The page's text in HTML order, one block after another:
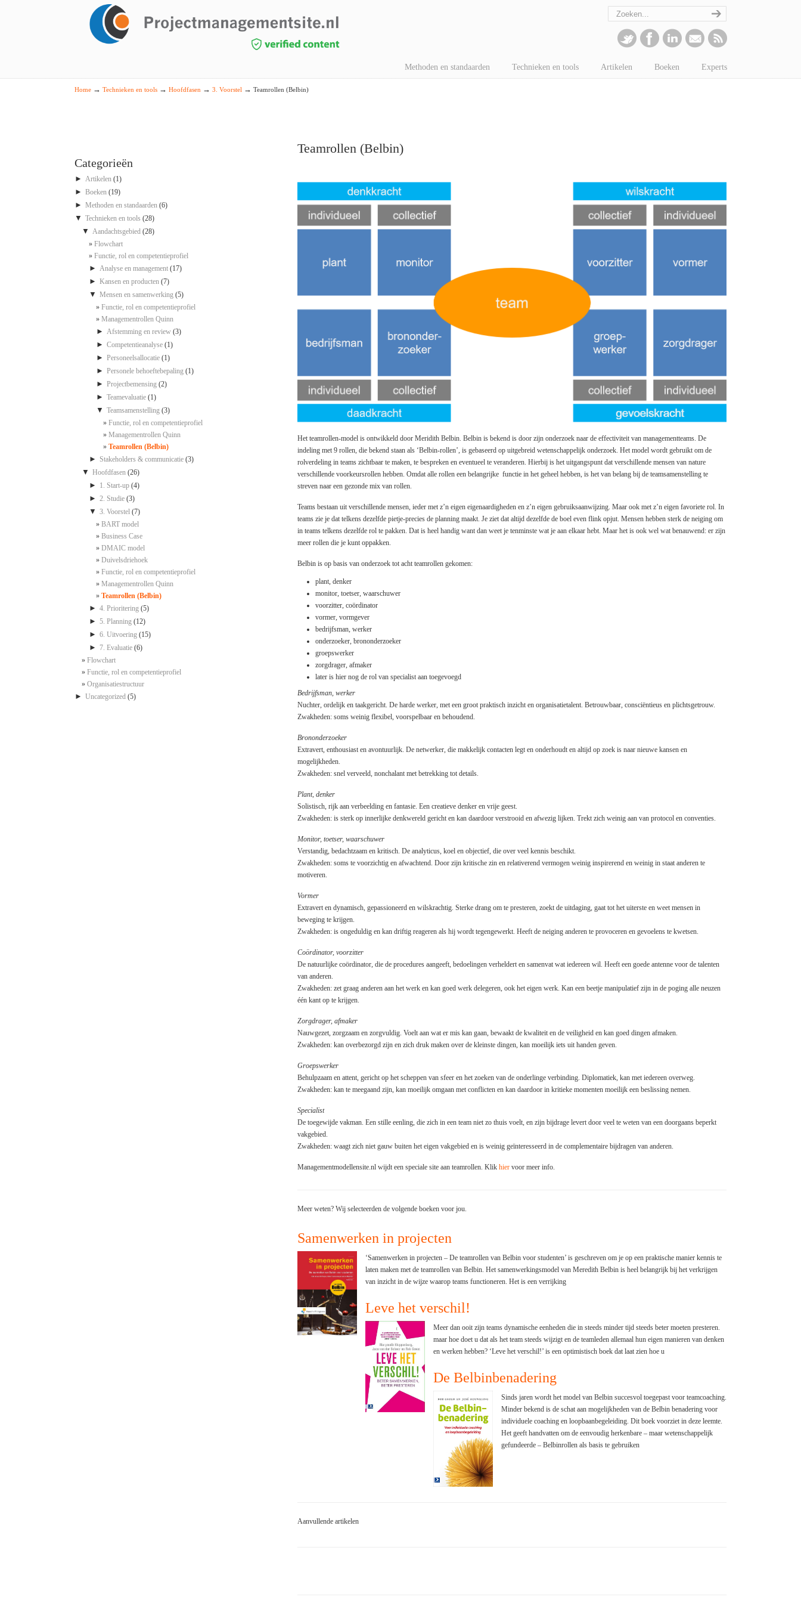
Methoden en standaarden Technieken en tools Artikelen Boeken Experts
Home→ Technieken en tools→ Hoofdfasen→ 3. Voorstel→ Teamrollen (Belbin)
Teamrollen (Belbin)
Het teamrollen-model is ontwikkeld door Meridith Belbin. Belbin is bekend is door zijn onderzoek naar de effectiviteit van managementteams. De
indeling met 9 rollen, die bekend staan als ‘Belbin-rollen’, is gebaseerd op uitgebreid wetenschappelijk onderzoek. Het model wordt gebruikt om de
rolverdeling in teams zichtbaar te maken, te bespreken en eventueel te veranderen. Hierbij is het uitgangspunt dat verschillende mensen van nature
verschillende voorkeursrollen hebben. Omdat alle rollen een belangrijke functie in het geheel hebben, is het van belang bij de teamsamenstelling te
streven naar een gezonde mix van rollen.
Teams bestaan uit verschillende mensen, ieder met z’n eigen eigenaardigheden en z’n eigen gebruiksaanwijzing. Maar ook met z’n eigen favoriete rol. In
teams zie je dat telkens dezelfde pietje-precies de planning maakt. Je ziet dat altijd dezelfde de boel even flink opjut. Mensen hebben sterk de neiging om
in teams telkens dezelfde rol te pakken. Dat is heel handig want dan weet je tenminste wat je aan elkaar hebt. Maar het is ook wel wat benauwend: er zijn
meer rollen die je kunt oppakken.
Belbin is op basis van onderzoek tot acht teamrollen gekomen:
plant, denker
monitor, toetser, waarschuwer
voorzitter, coördinator
vormer, vormgever
bedrijfsman, werker
onderzoeker, brononderzoeker
groepswerker
zorgdrager, afmaker
later is hier nog de rol van specialist aan toegevoegd
Bedrijfsman, werker
Nuchter, ordelijk en taakgericht. De harde werker, met een groot praktisch inzicht en organisatietalent. Betrouwbaar, consciëntieus en plichtsgetrouw.
Zwakheden: soms weinig flexibel, voorspelbaar en behoudend.
Brononderzoeker
Extravert, enthousiast en avontuurlijk. De netwerker, die makkelijk contacten legt en onderhoudt en altijd op zoek is naar nieuwe kansen en
mogelijkheden.
Zwakheden: snel verveeld, nonchalant met betrekking tot details.
Plant, denker
Solistisch, rijk aan verbeelding en fantasie. Een creatieve denker en vrije geest.
Zwakheden: is sterk op innerlijke denkwereld gericht en kan daardoor verstrooid en afwezig lijken. Trekt zich weinig aan van protocol en conventies.
Monitor, toetser, waarschuwer
Verstandig, bedachtzaam en kritisch. De analyticus, koel en objectief, die over veel kennis beschikt.
Zwakheden: soms te voorzichtig en afwachtend. Door zijn kritische zin en relativerend vermogen weinig inspirerend en weinig in staat anderen te
motiveren.
Vormer
Extravert en dynamisch, gepassioneerd en wilskrachtig. Sterke drang om te presteren, zoekt de uitdaging, gaat tot het uiterste en weet mensen in
beweging te krijgen.
Zwakheden: is ongeduldig en kan driftig reageren als hij wordt tegengewerkt. Heeft de neiging anderen te provoceren en gevoelens te kwetsen.
Coördinator, voorzitter
De natuurlijke coördinator, die de procedures aangeeft, bedoelingen verheldert en samenvat wat iedereen wil. Heeft een goede antenne voor de talenten
van anderen.
Zwakheden: zet graag anderen aan het werk en kan goed werk delegeren, ook het eigen werk. Kan een beetje manipulatief zijn in de poging alle neuzen
één kant op te krijgen.
Zorgdrager, afmaker
Nauwgezet, zorgzaam en zorgvuldig. Voelt aan wat er mis kan gaan, bewaakt de kwaliteit en de veiligheid en kan goed dingen afmaken.
Zwakheden: kan overbezorgd zijn en zich druk maken over de kleinste dingen, kan moeilijk iets uit handen geven.
Groepswerker
Behulpzaam en attent, gericht op het scheppen van sfeer en het zoeken van de onderlinge verbinding. Diplomatiek, kan met iedereen overweg.
Zwakheden: kan te meegaand zijn, kan moeilijk omgaan met conflicten en kan daardoor in kritieke momenten moeilijk een beslissing nemen.
Specialist
De toegewijde vakman. Een stille eenling, die zich in een team niet zo thuis voelt, en zijn bijdrage levert door veel te weten van een doorgaans beperkt
vakgebied.
Zwakheden: waagt zich niet gauw buiten het eigen vakgebied en is weinig geïnteresseerd in de complementaire bijdragen van anderen.
Managementmodellensite.nl wijdt een speciale site aan teamrollen. Klikhier voor meer info.
Meer weten? Wij selecteerden de volgende boeken voor jou.
Samenwerken in projecten
‘Samenwerken in projecten – De teamrollen van Belbin voor studenten’ is geschreven om je op een praktische manier kennis te
laten maken met de teamrollen van Belbin. Het samenwerkingsmodel van Meredith Belbin is heel belangrijk bij het verkrijgen
van inzicht in de wijze waarop teams functioneren. Het is een verrijking
Leve het verschil!
Meer dan ooit zijn teams dynamische eenheden die in steeds minder tijd steeds beter moeten presteren.
maar hoe doet u dat als het team steeds wijzigt en de teamleden allemaal hun eigen manieren van denken
en werken hebben? ‘Leve het verschil!’ is een optimistisch boek dat laat zien hoe u
De Belbinbenadering
Sinds jaren wordt het model van Belbin succesvol toegepast voor teamcoaching.
Minder bekend is de schat aan mogelijkheden van de Belbin benadering voor
individuele coaching en loopbaanbegeleiding. Dit boek voorziet in deze leemte.
Het geeft handvatten om de eenvoudig herkenbare – maar wetenschappelijk
gefundeerde – Belbinrollen als basis te gebruiken
Aanvullende artikelen
Categorieën
► Artikelen(1)
► Boeken(19)
► Methoden en standaarden(6)
▼ Technieken en tools (28)
▼ Aandachtsgebied(28)
Flowchart
Functie, rol en competentieprofiel
► Analyse en management(17)
► Kansen en producten(7)
▼ Mensen en samenwerking(5)
Functie, rol en competentieprofiel
Managementrollen Quinn
► Afstemming en review(3)
► Competentieanalyse(1)
► Personeelsallocatie(1)
► Personele behoeftebepaling(1)
► Projectbemensing(2)
► Teamevaluatie(1)
▼ Teamsamenstelling(3)
Functie, rol en competentieprofiel
Managementrollen Quinn
Teamrollen (Belbin)
► Stakeholders & communicatie(3)
▼ Hoofdfasen(26)
► 1. Start-up(4)
► 2. Studie(3)
▼ 3. Voorstel(7)
BART model
Business Case
DMAIC model
Duivelsdriehoek
Functie, rol en competentieprofiel
Managementrollen Quinn
Teamrollen (Belbin)
► 4. Prioritering(5)
► 5. Planning(12)
► 6. Uitvoering(15)
► 7. Evaluatie(6)
Flowchart
Functie, rol en competentieprofiel
Organisatiestructuur
► Uncategorized(5)